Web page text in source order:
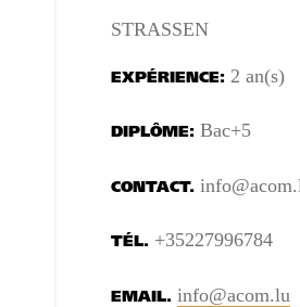
STRASSEN
EXPÉRIENCE: 2 an(s)
DIPLÔME: Bac+5
CONTACT.
TÉL. +35227996784
EMAIL. info@acom.lu